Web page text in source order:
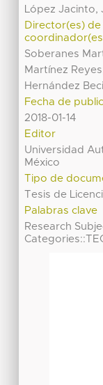
López Jacinto,
Director(es)
Soberanes
Martínez
Hernández
Fecha de
2018-01-14
Editor
Universidad
México
Tipo de
Tesis de
Palabras clave
Research